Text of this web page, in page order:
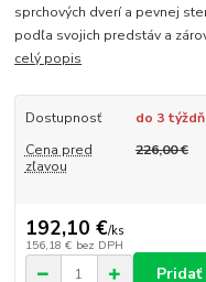
sprchových dverí a pevnej
podľa svojich predstáv a
celý popis
Dostupnosť
do 3
Cena pred
zľavou
226,00 €
192,10 €/ks
156,18 € bez DPH
Pridať